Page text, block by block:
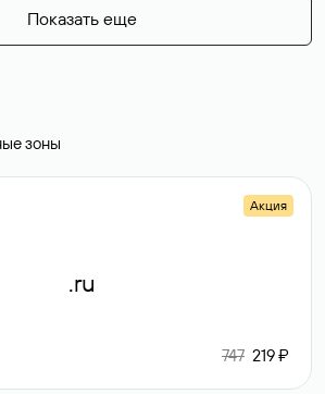
Показать еще
зоны
Акция
.ru
747 219 ₽